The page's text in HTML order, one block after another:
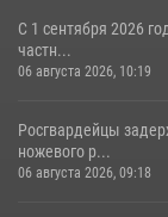
С 1 сентября 2026
частн...
06 августа 2026, 10:19
Росгвардейцы
ножевого р...
06 августа 2026, 09:18